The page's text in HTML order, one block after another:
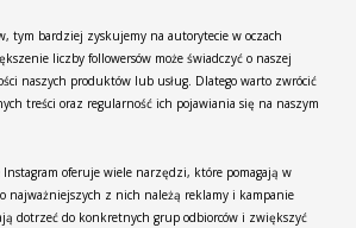
tym bardziej zyskujemy na autorytecie w oczach
liczby followersów może świadczyć o naszej
naszych produktów lub usług. Dlatego warto zwrócić
treści oraz regularność ich pojawiania się na naszym
oferuje wiele narzędzi, które pomagają w
najważniejszych z nich należą reklamy i kampanie
dotrzeć do konkretnych grup odbiorców i zwiększyć